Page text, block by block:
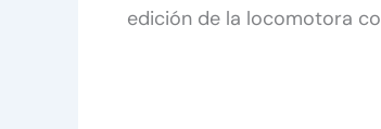
edición de la locomotora